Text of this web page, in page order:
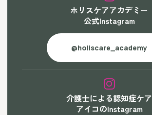
ホリスケアアカデミー
公式Instagram
@holiscare_academy
介護士による認知症ケア
アイコのInstagram